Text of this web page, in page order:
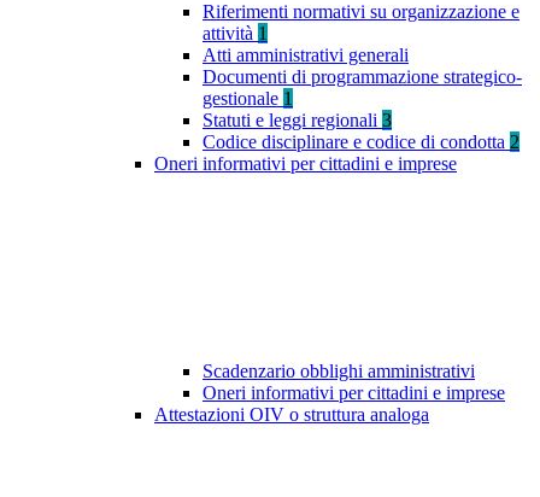
Riferimenti normativi su organizzazione e
attività 1
Atti amministrativi generali
Documenti di programmazione strategico-
gestionale 1
Statuti e leggi regionali 3
Codice disciplinare e codice di condotta 2
Oneri informativi per cittadini e imprese
Scadenzario obblighi amministrativi
Oneri informativi per cittadini e imprese
Attestazioni OIV o struttura analoga